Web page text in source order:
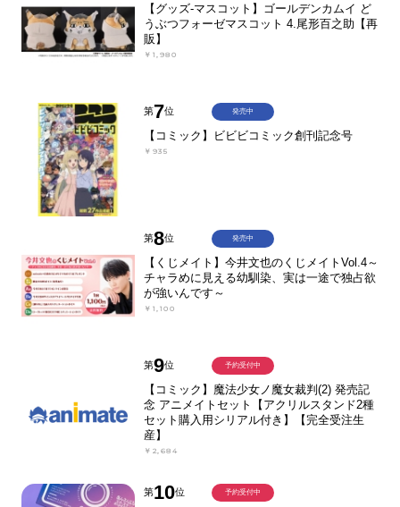
【グッズ-マスコット】ゴールデンカムイ ど
うぶつフォーゼマスコット 4.尾形百之助【再
販】
￥1,980
第7位
【コミック】ビビビコミック創刊記念号
￥935
発売中
第8位
【くじメイト】今井文也のくじメイトVol.4～
チャラめに見える幼馴染、実は一途で独占欲
が強いんです～
￥1,100
発売中
第9位
【コミック】魔法少女ノ魔女裁判(2) 発売記
念 アニメイトセット【アクリルスタンド2種
セット購入用シリアル付き】【完全受注生
産】
￥2,684
予約受付中
第10位 予約受付中